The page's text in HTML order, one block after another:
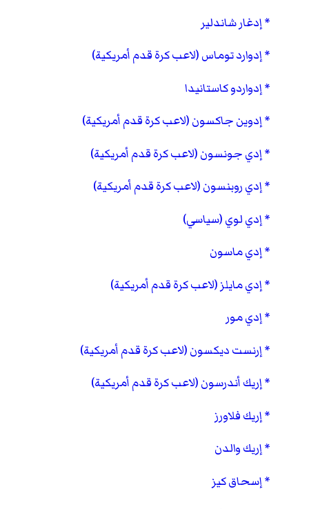
إدغار شاندلير
إدوارد توماس (لاعب كرة قدم أمريكية)
إدواردو كاستانيدا
إدوين جاكسون (لاعب كرة قدم أمريكية)
إدي جونسون (لاعب كرة قدم أمريكية)
إدي روبنسون (لاعب كرة قدم أمريكية)
إدي لوي (سياسي)
إدي ماسون
إدي مايلز (لاعب كرة قدم أمريكية)
إدي مور
إرنست ديكسون (لاعب كرة قدم أمريكية)
إريك أندرسون (لاعب كرة قدم أمريكية)
إريك فلاورز
إريك والدن
إسحاق كيز